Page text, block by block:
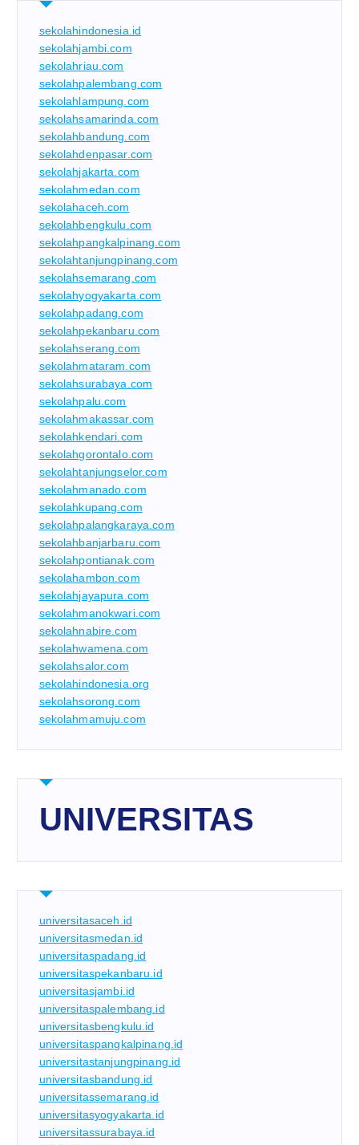
sekolahindonesia.id
sekolahjambi.com
sekolahriau.com
sekolahpalembang.com
sekolahlampung.com
sekolahsamarinda.com
sekolahbandung.com
sekolahdenpasar.com
sekolahjakarta.com
sekolahmedan.com
sekolahaceh.com
sekolahbengkulu.com
sekolahpangkalpinang.com
sekolahtanjungpinang.com
sekolahsemarang.com
sekolahyogyakarta.com
sekolahpadang.com
sekolahpekanbaru.com
sekolahserang.com
sekolahmataram.com
sekolahsurabaya.com
sekolahpalu.com
sekolahmakassar.com
sekolahkendari.com
sekolahgorontalo.com
sekolahtanjungselor.com
sekolahmanado.com
sekolahkupang.com
sekolahpalangkaraya.com
sekolahbanjarbaru.com
sekolahpontianak.com
sekolahambon.com
sekolahjayapura.com
sekolahmanokwari.com
sekolahnabire.com
sekolahwamena.com
sekolahsalor.com
sekolahindonesia.org
sekolahsorong.com
sekolahmamuju.com
UNIVERSITAS
universitasaceh.id
universitasmedan.id
universitaspadang.id
universitaspekanbaru.id
universitasjambi.id
universitaspalembang.id
universitasbengkulu.id
universitaspangkalpinang.id
universitastanjungpinang.id
universitasbandung.id
universitassemarang.id
universitasyogyakarta.id
universitassurabaya.id